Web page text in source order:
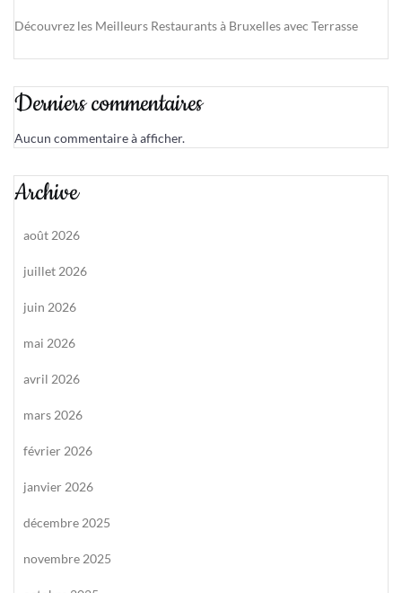
Découvrez les Meilleurs Restaurants à Bruxelles avec Terrasse
Derniers commentaires
Aucun commentaire à afficher.
Archive
août 2026
juillet 2026
juin 2026
mai 2026
avril 2026
mars 2026
février 2026
janvier 2026
décembre 2025
novembre 2025